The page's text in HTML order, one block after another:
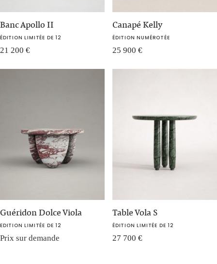
Banc Apollo II
ÉDITION LIMITÉE DE 12
21 200 €
Canapé Kelly
ÉDITION NUMÉROTÉE
25 900 €
Guéridon Dolce Viola
EDITION LIMITÉE DE 12
Prix sur demande
Table Vola S
ÉDITION LIMITÉE DE 12
27 700 €